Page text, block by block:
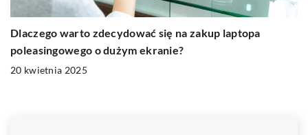
Dlaczego warto zdecydować się na zakup laptopa
poleasingowego o dużym ekranie?
20 kwietnia 2025